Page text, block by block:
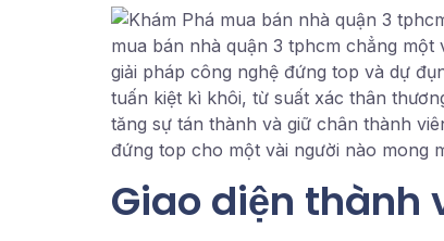
mua bán nhà quận 3 tphcm chẳng
giải pháp công nghệ đứng top và dự
tuấn kiệt kì khôi, từ suất xác thân
tăng sự tán thành và giữ chân thành
đứng top cho một vài người nào mong
Giao diện thành